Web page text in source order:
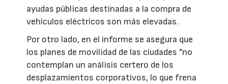
ayudas públicas destinadas a la compra de
vehículos eléctricos son más elevadas.
Por otro lado, en el informe se asegura que
los planes de movilidad de las ciudades "no
contemplan un análisis certero de los
desplazamientos corporativos, lo que frena